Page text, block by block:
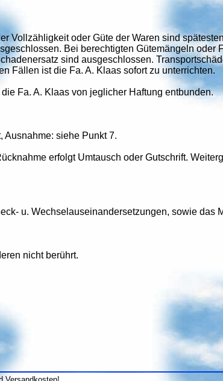
Vollzähligkeit oder Güte der Waren sind
Bei berechtigten Gütemängeln oder
sind ausgeschlossen.
Fällen ist die Fa. A. Klaas sofort zu unterrichten.
Fa. A. Klaas von jeglicher Haftung entbunden.
Ausnahme: siehe Punkt 7.
erfolgt Umtausch oder Gutschrift.
u. Wechselauseinandersetzungen, sowie das
nicht berührt.